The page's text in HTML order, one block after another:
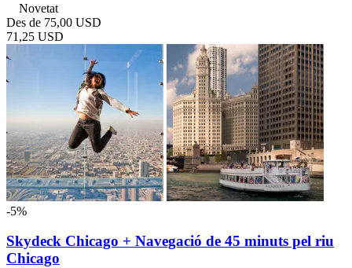
Novetat
Des de 75,00 USD
71,25 USD
-5%
Skydeck Chicago + Navegació de 45 minuts pel riu
Chicago